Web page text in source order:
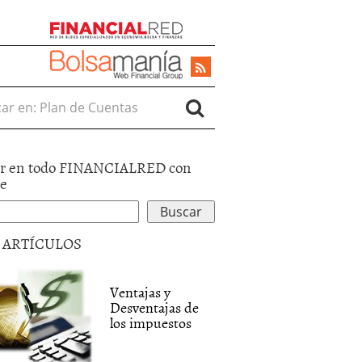
en:
en todo FINANCIALRED con
ARTÍCULOS
Ventajas y
Desventajas de
los impuestos